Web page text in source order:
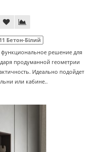
Бетон-Білий
функциональное решение для
продуманной геометрии
Идеально подойдет
или кабине..